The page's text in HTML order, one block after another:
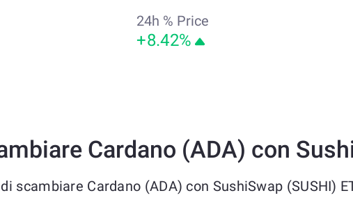
24h % Price
+8.42%
Cardano (ADA) con
scambiare Cardano (ADA) con SushiSwap (SUSHI)